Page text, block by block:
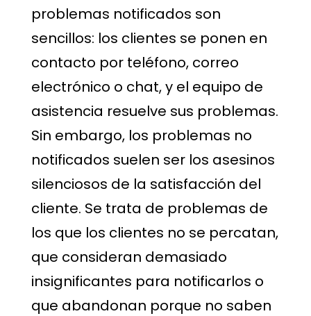
problemas notificados son
sencillos: los clientes se ponen en
contacto por teléfono, correo
electrónico o chat, y el equipo de
asistencia resuelve sus problemas.
Sin embargo, los problemas no
notificados suelen ser los asesinos
silenciosos de la satisfacción del
cliente. Se trata de problemas de
los que los clientes no se percatan,
que consideran demasiado
insignificantes para notificarlos o
que abandonan porque no saben